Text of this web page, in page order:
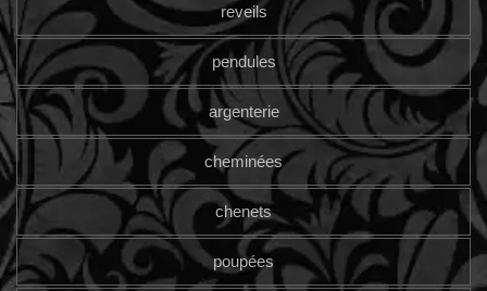
reveils
pendules
argenterie
cheminées
chenets
poupées